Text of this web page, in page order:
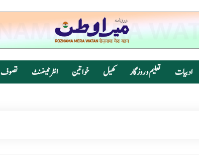
ادبیات تعلیم و روزگار کھیل خواتین انٹرٹینمنٹ تصوف